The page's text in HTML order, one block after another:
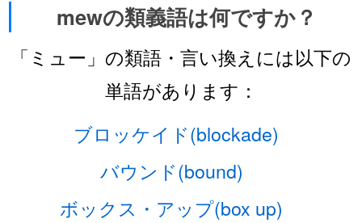
mewの類義語は何ですか？
「ミュー」の類語・言い換えには以下の
単語があります：
ブロッケイド(blockade)
バウンド(bound)
ボックス・アップ(box up)